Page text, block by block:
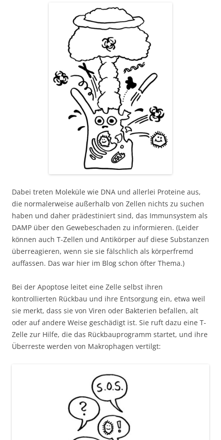
Dabei treten Moleküle wie DNA und allerlei Proteine aus,
die normalerweise außerhalb von Zellen nichts zu suchen
haben und daher prädestiniert sind, das Immunsystem als
DAMP über den Gewebeschaden zu informieren. (Leider
können auch T-Zellen und Antikörper auf diese Substanzen
überreagieren, wenn sie sie fälschlich als körperfremd
auffassen. Das war hier im Blog schon öfter Thema.)
Bei der Apoptose leitet eine Zelle selbst ihren
kontrollierten Rückbau und ihre Entsorgung ein, etwa weil
sie merkt, dass sie von Viren oder Bakterien befallen, alt
oder auf andere Weise geschädigt ist. Sie ruft dazu eine T-
Zelle zur Hilfe, die das Rückbauprogramm startet, und ihre
Überreste werden von Makrophagen vertilgt: